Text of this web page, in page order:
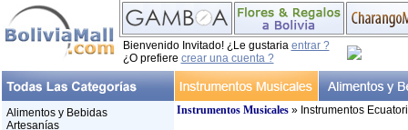
Bienvenido Invitado! ¿Le gustaria entrar ?
¿O prefiere crear una cuenta ?
Alimentos y Bebidas
Artesanías
Instrumentos Musicales» Instrumentos